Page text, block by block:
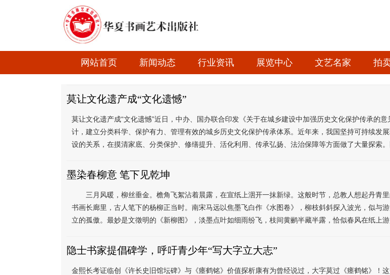
网站首页 新闻动态 行业资讯 展览中心 文艺名家 拍
莫让文化遗产成“文化遗憾”
莫让文化遗产成“文化遗憾”近日，中办、国办联合印发《关于在城乡建设中加强历史文化保护传承的
计，建立分类科学、保护有力、管理有效的城乡历史文化保护传承体系。近年来，我国坚持可持续发
设的关系，在摸清家底、分类保护、修缮提升、活化利用、传承弘扬、法治保障等方面做了大量探索。
墨染春柳意 笔下见乾坤
三月风暖，柳丝垂金。檐角飞絮沾着晨露，在宣纸上洇开一抹新绿。这般时节，总教人想起
书画长廊里，古人笔下的杨柳正当时。南宋马远以焦墨飞白作《水图卷》，柳枝斜斜探入波光，似与
立的孤傲。最妙是文徵明的《新柳图》，淡墨点叶如细雨纷飞，枝间黄鹂半藏半露，恰似春风在纸上游
隐士书家提倡碑学，呼吁青少年“写大字立大志”
金熙长考证临创《许长史旧馆坛碑》与《瘗鹤铭》价值探析康有为曾经说过，大字莫过《瘗鹤铭》！